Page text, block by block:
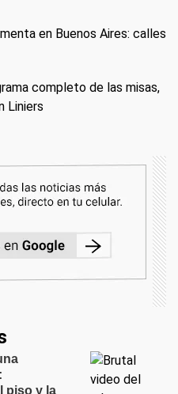
en Buenos Aires: calles
completo de las misas,
Liniers
piso y la